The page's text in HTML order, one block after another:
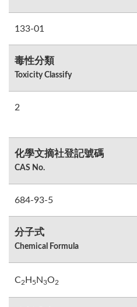
133-01
毒性分類
Toxicity Classify
2
化學文摘社登記號碼
CAS No.
684-93-5
分子式
Chemical Formula
C2 H 5 N3O2